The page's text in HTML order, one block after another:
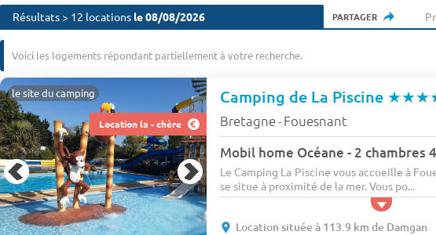
Résultats > 12 locations le 08/08/2026 PARTAGER
Voici les logements répondant partiellement à votre recherche.
Location la - chère
le site du camping Camping de La Piscine
Bretagne- Fouesnant
Mobil home Océane - 2 chambres
Le Camping La Piscine vous accueille à
se situe à proximité de la mer. Vous po...
Location située à 113.9 km de Damgan